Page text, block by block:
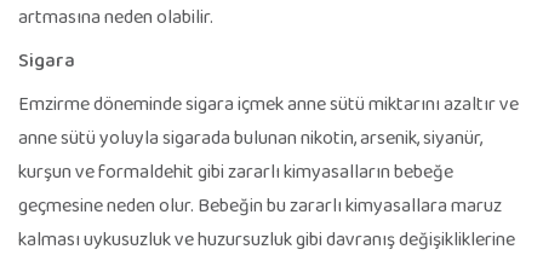
artmasına neden olabilir.
Sigara
Emzirme döneminde sigara içmek anne sütü miktarını azaltır ve
anne sütü yoluyla sigarada bulunan nikotin, arsenik, siyanür,
kurşun ve formaldehit gibi zararlı kimyasalların bebeğe
geçmesine neden olur. Bebeğin bu zararlı kimyasallara maruz
kalması uykusuzluk ve huzursuzluk gibi davranış değişikliklerine